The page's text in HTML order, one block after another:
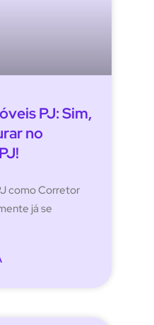
PJ: Sim,
no
como Corretor
já se